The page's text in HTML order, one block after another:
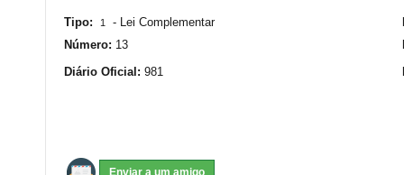
Tipo: 1 - Lei Complementar
Número: 13
Diário Oficial: 981